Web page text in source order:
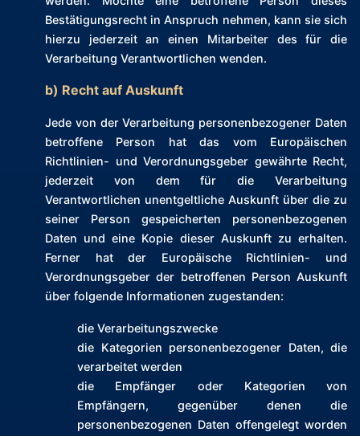
Bestätigungsrecht in Anspruch nehmen, kann sie sich
hierzu jederzeit an einen Mitarbeiter des für die
Verarbeitung Verantwortlichen wenden.
b) Recht auf Auskunft
Jede von der Verarbeitung personenbezogener Daten
betroffene Person hat das vom Europäischen
Richtlinien- und Verordnungsgeber gewährte Recht,
jederzeit von dem für die Verarbeitung
Verantwortlichen unentgeltliche Auskunft über die zu
seiner Person gespeicherten personenbezogenen
Daten und eine Kopie dieser Auskunft zu erhalten.
Ferner hat der Europäische Richtlinien- und
Verordnungsgeber der betroffenen Person Auskunft
über folgende Informationen zugestanden:
die Verarbeitungszwecke
die Kategorien personenbezogener Daten, die
verarbeitet werden
die Empfänger oder Kategorien von
Empfängern, gegenüber denen die
personenbezogenen Daten offengelegt worden